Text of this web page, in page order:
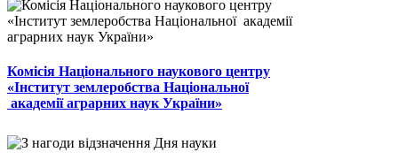
Комісія Національного наукового центру
«Інститут землеробства Національної
академії аграрних наук України»